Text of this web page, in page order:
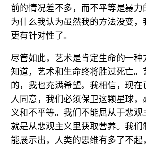
前的情况差不多，而不平等是暴力
为什么我认为虽然我的方法没变，
更有针对性了。
尽管如此，艺术是肯定生命的一种
知道，艺术和生命终将胜过死亡。
的，我也充满希望。我相信，现在
人同意，我们必须保卫这颗星球，
义和不平等。我们不能屈从于悲观
就是从悲观主义里获取营养。我们
能展示出，人类的思维有多了不起